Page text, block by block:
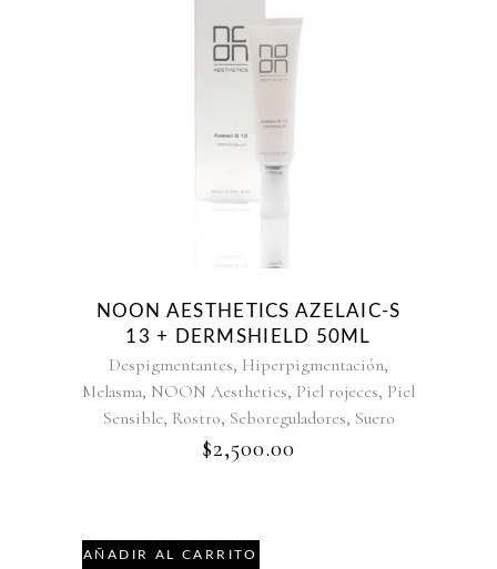
NOON AESTHETICS AZELAIC-S
13 + DERMSHIELD 50ML
Despigmentantes, Hiperpigmentación,
Melasma, NOON Aesthetics, Piel rojeces, Piel
Sensible, Rostro, Seboreguladores, Suero
$2,500.00
AÑADIR AL CARRITO